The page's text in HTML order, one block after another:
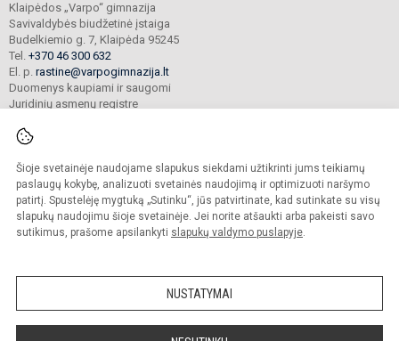
Šioje svetainėje naudojame slapukus siekdami užtikrinti jums teikiamų
paslaugų kokybę, analizuoti svetainės naudojimą ir optimizuoti naršymo
patirtį. Spustelėję mygtuką „Sutinku“, jūs patvirtinate, kad sutinkate su visų
slapukų naudojimu šioje svetainėje. Jei norite atšaukti arba pakeisti savo
sutikimus, prašome apsilankyti slapukų valdymo puslapyje.
NUSTATYMAI
Klaipėdos „Varpo“ gimnazija
Savivaldybės biudžetinė įstaiga
Budelkiemio g. 7, Klaipėda 95245
Tel. +370 46 300 632
El. p. rastine@varpogimnazija.lt
Duomenys kaupiami ir saugomi
Juridinių asmenų registre
© 2025. Klaipėdos „Varpo“ gimnazija. Visos teisės saugomos.
Kopijuoti turinį be raštiško įstaigos administracijos sutikimo griežtai draudžiama.
Prieinamumo paraiška Slapukų valdymas